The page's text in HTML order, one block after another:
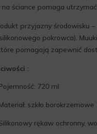
ściance pomaga
przyjazny środowisku –
pokrowca).
pomagają zapewnić
:
720 ml
szkło borokrzemowe
rękaw ochronny,